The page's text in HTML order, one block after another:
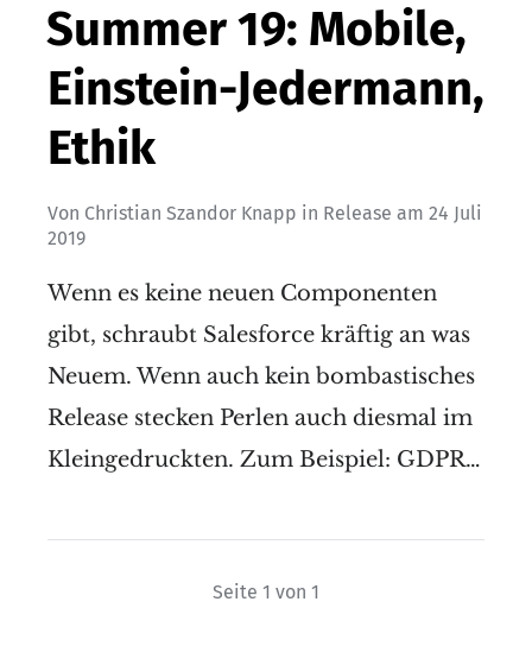
Summer 19: Mobile,
Einstein-Jedermann,
Ethik
Von Christian Szandor Knapp in Release am 24 Juli
2019
Wenn es keine neuen Componenten
gibt, schraubt Salesforce kräftig an was
Neuem. Wenn auch kein bombastisches
Release stecken Perlen auch diesmal im
Kleingedruckten. Zum Beispiel: GDPR…
Seite 1 von 1